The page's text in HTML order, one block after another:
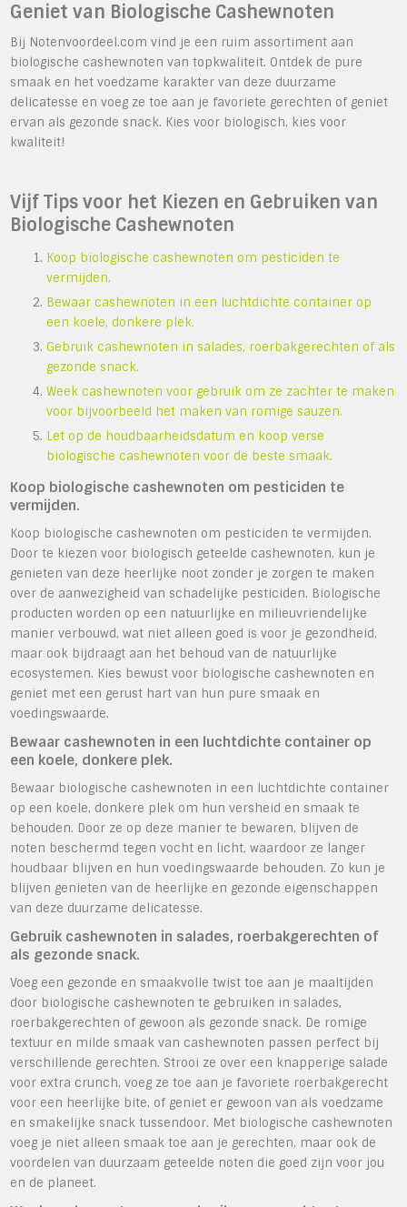
Geniet van Biologische Cashewnoten
Bij Notenvoordeel.com vind je een ruim assortiment aan
biologische cashewnoten van topkwaliteit. Ontdek de pure
smaak en het voedzame karakter van deze duurzame
delicatesse en voeg ze toe aan je favoriete gerechten of geniet
ervan als gezonde snack. Kies voor biologisch, kies voor
kwaliteit!
Vijf Tips voor het Kiezen en Gebruiken van
Biologische Cashewnoten
Koop biologische cashewnoten om pesticiden te
vermijden.
Bewaar cashewnoten in een luchtdichte container op
een koele, donkere plek.
Gebruik cashewnoten in salades, roerbakgerechten of als
gezonde snack.
Week cashewnoten voor gebruik om ze zachter te maken
voor bijvoorbeeld het maken van romige sauzen.
Let op de houdbaarheidsdatum en koop verse
biologische cashewnoten voor de beste smaak.
Koop biologische cashewnoten om pesticiden te
vermijden.
Koop biologische cashewnoten om pesticiden te vermijden.
Door te kiezen voor biologisch geteelde cashewnoten, kun je
genieten van deze heerlijke noot zonder je zorgen te maken
over de aanwezigheid van schadelijke pesticiden. Biologische
producten worden op een natuurlijke en milieuvriendelijke
manier verbouwd, wat niet alleen goed is voor je gezondheid,
maar ook bijdraagt aan het behoud van de natuurlijke
ecosystemen. Kies bewust voor biologische cashewnoten en
geniet met een gerust hart van hun pure smaak en
voedingswaarde.
Bewaar cashewnoten in een luchtdichte container op
een koele, donkere plek.
Bewaar biologische cashewnoten in een luchtdichte container
op een koele, donkere plek om hun versheid en smaak te
behouden. Door ze op deze manier te bewaren, blijven de
noten beschermd tegen vocht en licht, waardoor ze langer
houdbaar blijven en hun voedingswaarde behouden. Zo kun je
blijven genieten van de heerlijke en gezonde eigenschappen
van deze duurzame delicatesse.
Gebruik cashewnoten in salades, roerbakgerechten of
als gezonde snack.
Voeg een gezonde en smaakvolle twist toe aan je maaltijden
door biologische cashewnoten te gebruiken in salades,
roerbakgerechten of gewoon als gezonde snack. De romige
textuur en milde smaak van cashewnoten passen perfect bij
verschillende gerechten. Strooi ze over een knapperige salade
voor extra crunch, voeg ze toe aan je favoriete roerbakgerecht
voor een heerlijke bite, of geniet er gewoon van als voedzame
en smakelijke snack tussendoor. Met biologische cashewnoten
voeg je niet alleen smaak toe aan je gerechten, maar ook de
voordelen van duurzaam geteelde noten die goed zijn voor jou
en de planeet.